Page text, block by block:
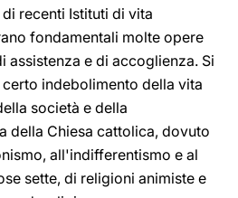
recenti Istituti di vita
fondamentali molte opere
assistenza e di accoglienza. Si
indebolimento della vita
società e della
della Chiesa cattolica, dovuto
all'indifferentismo e al
sette, di religioni animiste e